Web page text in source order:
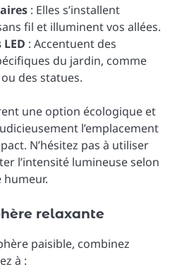
: Elles s’installent
fil et illuminent vos allées.
: Accentuent des
du jardin, comme
des statues.
une option écologique et
l’emplacement
N’hésitez pas à utiliser
l’intensité lumineuse selon
humeur.
relaxante
paisible, combinez
à :